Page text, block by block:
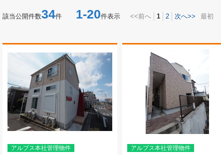
該当公開件数34件 1-20件表示 <<前へ 1 2 次へ>> 最初
アルプス本社管理物件 アルプス本社管理物件